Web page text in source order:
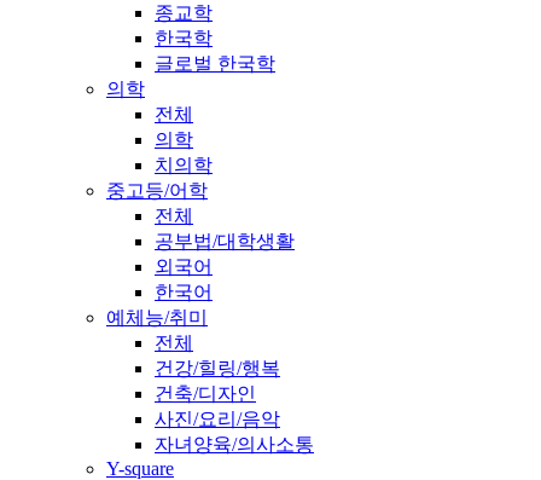
종교학
한국학
글로벌 한국학
의학
전체
의학
치의학
중고등/어학
전체
공부법/대학생활
외국어
한국어
예체능/취미
전체
건강/힐링/행복
건축/디자인
사진/요리/음악
자녀양육/의사소통
Y-square